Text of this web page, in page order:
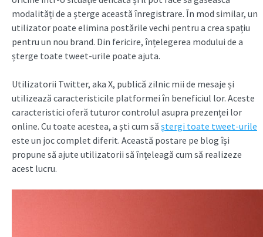
modalități de a șterge această înregistrare. În mod similar, un
utilizator poate elimina postările vechi pentru a crea spațiu
pentru un nou brand. Din fericire, înțelegerea modului de a
șterge toate tweet-urile poate ajuta.
Utilizatorii Twitter, aka X, publică zilnic mii de mesaje și
utilizează caracteristicile platformei în beneficiul lor. Aceste
caracteristici oferă tuturor controlul asupra prezenței lor
online. Cu toate acestea, a ști cum să ștergi toate tweet-urile
este un joc complet diferit. Această postare pe blog își
propune să ajute utilizatorii să înțeleagă cum să realizeze
acest lucru.